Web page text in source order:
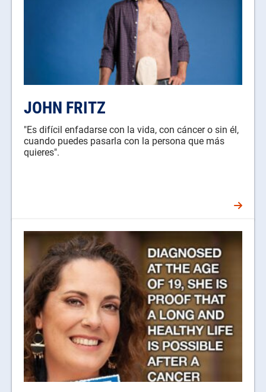
JOHN FRITZ
"Es difícil enfadarse con la vida, con cáncer o sin él,
cuando puedes pasarla con la persona que más
quieres".